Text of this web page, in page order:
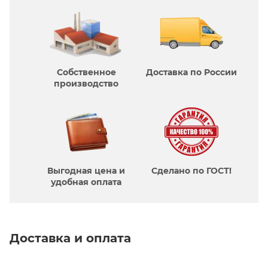
Собственное
производcтво
Доставка по России
Выгодная цена и
удобная оплата
Сделано по ГОСТ!
Доставка и оплата